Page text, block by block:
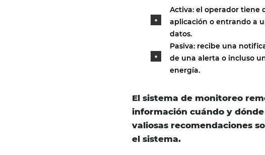
Activa: el operador tiene
aplicación o entrando a
datos.
Pasiva: recibe una
de una alerta o incluso
energía.
El sistema de monitoreo
información cuándo y
valiosas recomendaciones
el sistema.